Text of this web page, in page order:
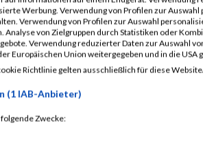
Ivanova
Prehm
Werbung. Verwendung von Profilen zur
Verwendung von Profilen zur Auswahl
Analyse von Zielgruppen durch Statistiken oder
Verwendung reduzierter Daten zur Auswahl
Europäischen Union weitergegeben und in die USA
Richtlinie gelten ausschließlich für diese
(1 IAB-Anbieter)
Zwecke: